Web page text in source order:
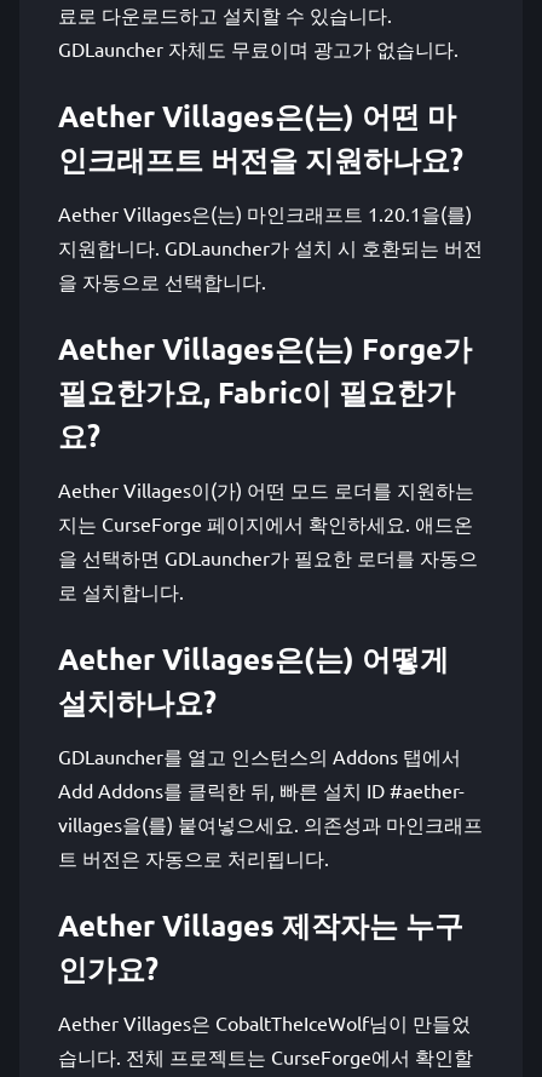
료로 다운로드하고 설치할 수 있습니다.
GDLauncher 자체도 무료이며 광고가 없습니다.
Aether Villages은(는) 어떤 마
인크래프트 버전을 지원하나요?
Aether Villages은(는) 마인크래프트 1.20.1을(를)
지원합니다. GDLauncher가 설치 시 호환되는 버전
을 자동으로 선택합니다.
Aether Villages은(는) Forge가
필요한가요, Fabric이 필요한가
요?
Aether Villages이(가) 어떤 모드 로더를 지원하는
지는 CurseForge 페이지에서 확인하세요. 애드온
을 선택하면 GDLauncher가 필요한 로더를 자동으
로 설치합니다.
Aether Villages은(는) 어떻게
설치하나요?
GDLauncher를 열고 인스턴스의 Addons 탭에서
Add Addons를 클릭한 뒤, 빠른 설치 ID #aether-
villages을(를) 붙여넣으세요. 의존성과 마인크래프
트 버전은 자동으로 처리됩니다.
Aether Villages 제작자는 누구
인가요?
Aether Villages은 CobaltTheIceWolf님이 만들었
습니다. 전체 프로젝트는 CurseForge에서 확인할